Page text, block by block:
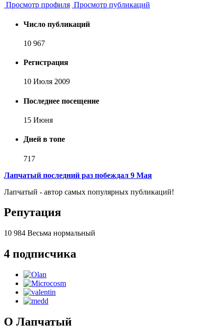
Просмотр профиля Просмотр публикаций
Число публикаций
10 967
Регистрация
10 Июля 2009
Последнее посещение
15 Июня
Дней в топе
717
Лапчатый последний раз побеждал 9 Мая
Лапчатый - автор самых популярных публикаций!
Репутация
10 984 Весьма нормальный
4 подписчика
О Лапчатый